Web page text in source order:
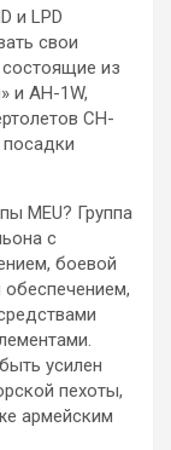
и LPD
свои
из
и AH-1W,
CH-
посадки
MEU? Группа
с
боевой
усилен
пехоты,
армейским